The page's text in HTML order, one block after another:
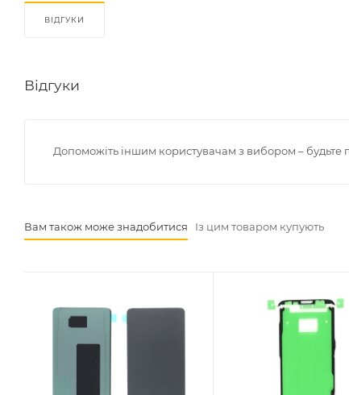
ВІДГУКИ
Відгуки
Допоможіть іншим користувачам з вибором –
Вам також може знадобитися Із цим товаром купують